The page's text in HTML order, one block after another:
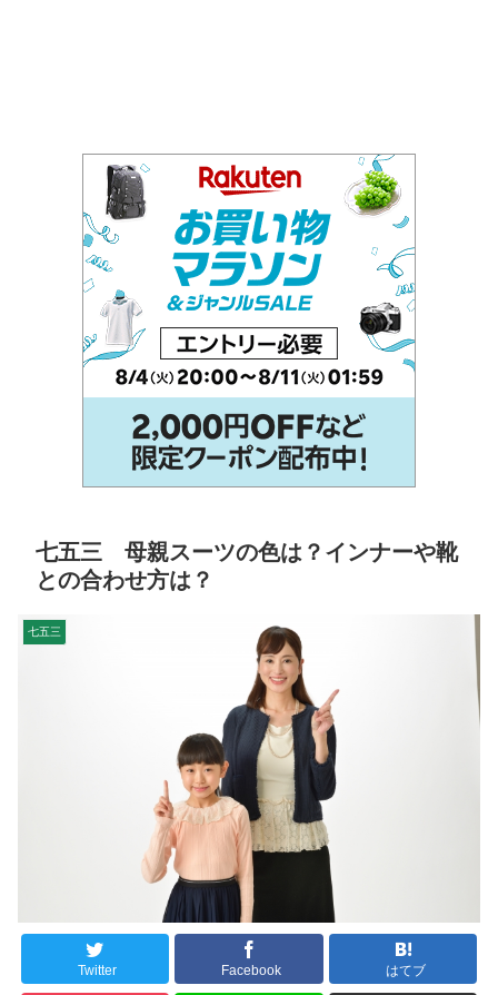
七五三 母親スーツの色は？インナーや靴
との合わせ方は？
七五三
Twitter Facebook はてブ